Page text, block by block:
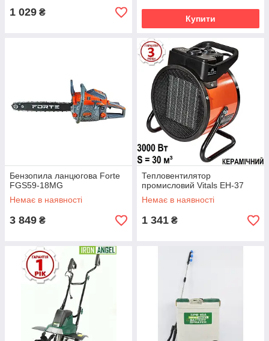
1 029 ₴
Купити
Бензопила ланцюгова Forte
FGS59-18MG
Немає в наявності
3 849 ₴
Тепловентилятор
промисловий Vitals EH-37
Немає в наявності
1 341 ₴